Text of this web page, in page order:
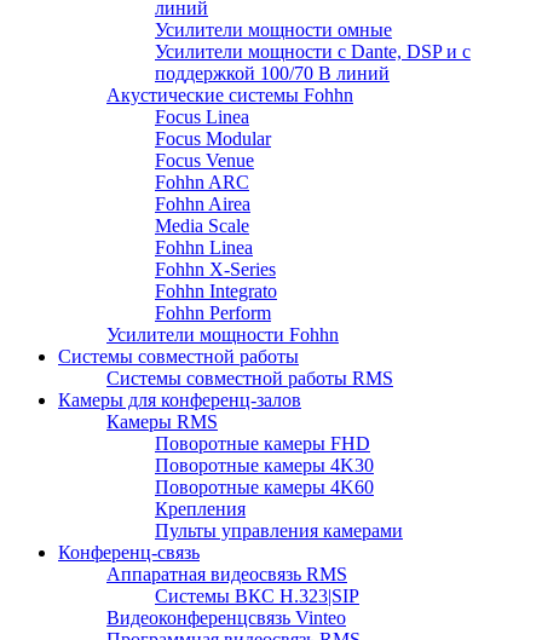
линий
Усилители мощности омные
Усилители мощности с Dante, DSP и с
поддержкой 100/70 В линий
Акустические системы Fohhn
Focus Linea
Focus Modular
Focus Venue
Fohhn ARC
Fohhn Airea
Media Scale
Fohhn Linea
Fohhn X-Series
Fohhn Integrato
Fohhn Perform
Усилители мощности Fohhn
Системы совместной работы
Системы совместной работы RMS
Камеры для конференц-залов
Камеры RMS
Поворотные камеры FHD
Поворотные камеры 4K30
Поворотные камеры 4K60
Крепления
Пульты управления камерами
Конференц-связь
Аппаратная видеосвязь RMS
Системы ВКС H.323|SIP
Видеоконференцсвязь Vinteo